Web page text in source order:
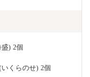
) 2個
くらのせ) 2個